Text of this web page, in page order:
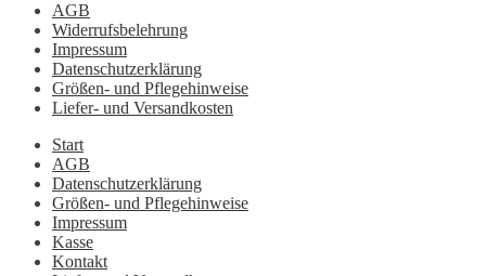
AGB
Widerrufsbelehrung
Impressum
Datenschutzerklärung
Größen- und Pflegehinweise
Liefer- und Versandkosten
Start
AGB
Datenschutzerklärung
Größen- und Pflegehinweise
Impressum
Kasse
Kontakt